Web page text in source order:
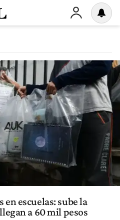
escuelas: sube la
a 60 mil pesos